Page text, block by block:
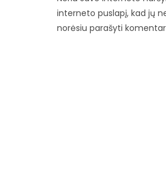
interneto puslapį, kad jų
norėsiu parašyti